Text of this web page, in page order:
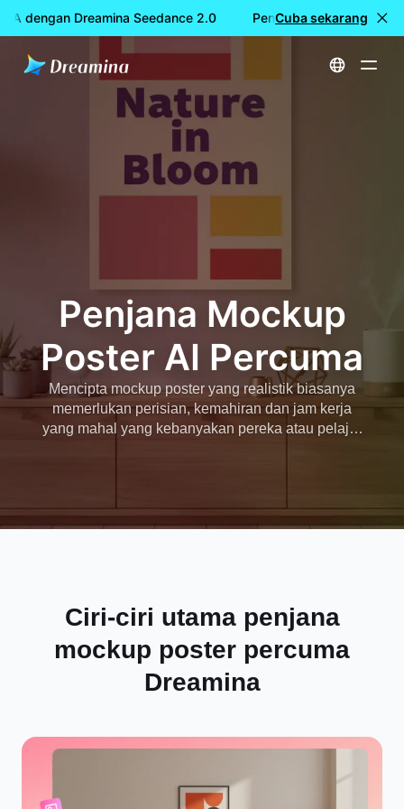
dengan Dreamina Seedance 2.0 Penciptaan video
Cuba sekarang
Utama Cipta Penjana Mockup Poster AI Percuma
Penjana Mockup
Poster AI Percuma
Mencipta mockup poster yang realistik biasanya
memerlukan perisian, kemahiran dan jam kerja
yang mahal yang kebanyakan pereka atau pelajar
Ciri-ciri utama penjana
mockup poster percuma
Dreamina